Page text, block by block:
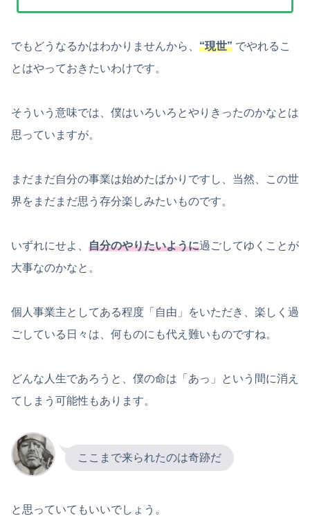
でもどうなるかはわかりませんから、 “現世” でやれるこ
とはやっておきたいわけです。
そういう意味では、僕はいろいろとやりきったのかなとは
思っていますが。
まだまだ自分の事業は始めたばかりですし、当然、この世
界をまだまだ思う存分楽しみたいものです。
いずれにせよ、 自分のやりたいように過ごしてゆくことが
大事なのかなと。
個人事業主としてある程度「自由」をいただき、楽しく過
ごしている日々は、何ものにも代え難いものですね。
どんな人生であろうと、僕の命は「あっ」という間に消え
てしまう可能性もあります。
ここまで来られたのは奇跡だ
と思っていてもいいでしょう。